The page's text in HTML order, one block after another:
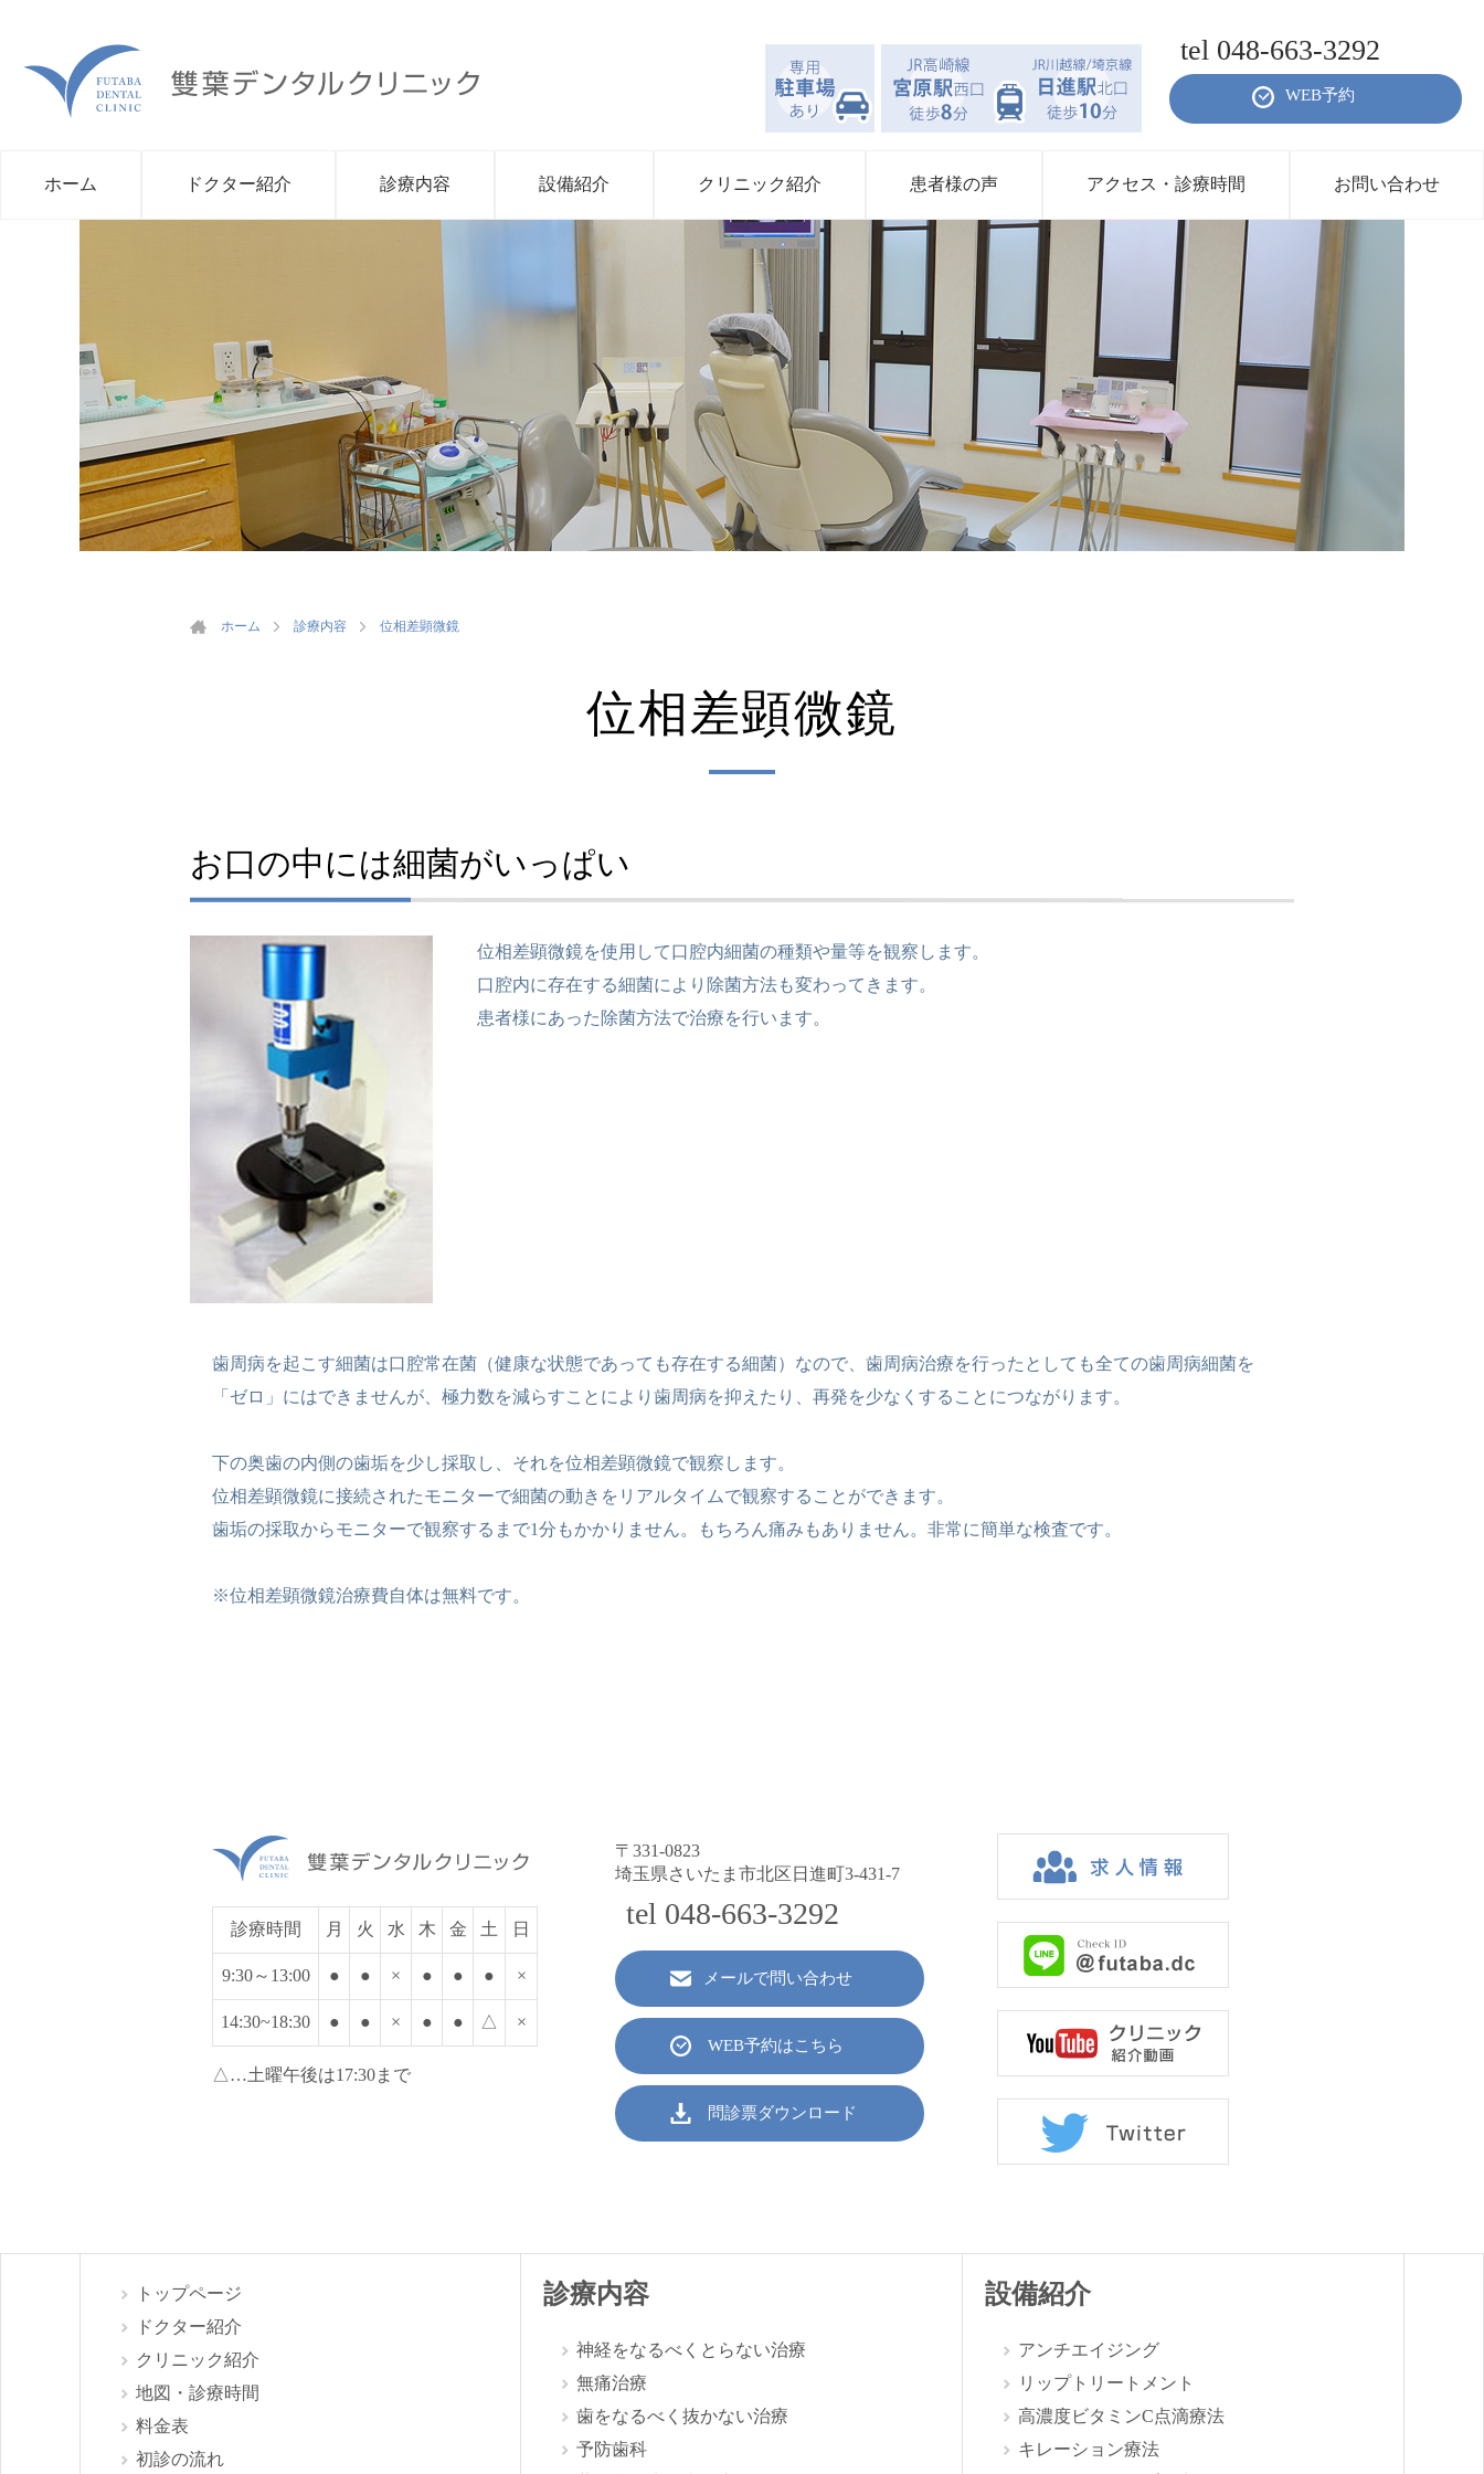
tel 048-663-3292
WEB予約
ホーム ドクター紹介 診療内容 設備紹介 クリニック紹介 患者様の声 アクセス・診療時間 お問い合わせ
ホーム 診療内容 位相差顕微鏡
位相差顕微鏡
お口の中には細菌がいっぱい
位相差顕微鏡を使用して口腔内細菌の種類や量等を観察します。
口腔内に存在する細菌により除菌方法も変わってきます。
患者様にあった除菌方法で治療を行います。
歯周病を起こす細菌は口腔常在菌（健康な状態であっても存在する細菌）なので、歯周病治療を行ったとしても全ての歯周病細菌を
「ゼロ」にはできませんが、極力数を減らすことにより歯周病を抑えたり、再発を少なくすることにつながります。
下の奥歯の内側の歯垢を少し採取し、それを位相差顕微鏡で観察します。
位相差顕微鏡に接続されたモニターで細菌の動きをリアルタイムで観察することができます。
歯垢の採取からモニターで観察するまで1分もかかりません。もちろん痛みもありません。非常に簡単な検査です。
※位相差顕微鏡治療費自体は無料です。
診療時間 月 火 水 木 金 土 日
9:30～13:00 ● ● × ● ● ● ×
14:30~18:30 ● ● × ● ● △ ×
△…土曜午後は17:30まで
〒331-0823
埼玉県さいたま市北区日進町3-431-7
tel 048-663-3292
メールで問い合わせ
WEB予約はこちら
問診票ダウンロード
トップページ
ドクター紹介
クリニック紹介
地図・診療時間
料金表
初診の流れ
診療内容
神経をなるべくとらない治療
無痛治療
歯をなるべく抜かない治療
予防歯科
設備紹介
アンチエイジング
リップトリートメント
高濃度ビタミンC点滴療法
キレーション療法